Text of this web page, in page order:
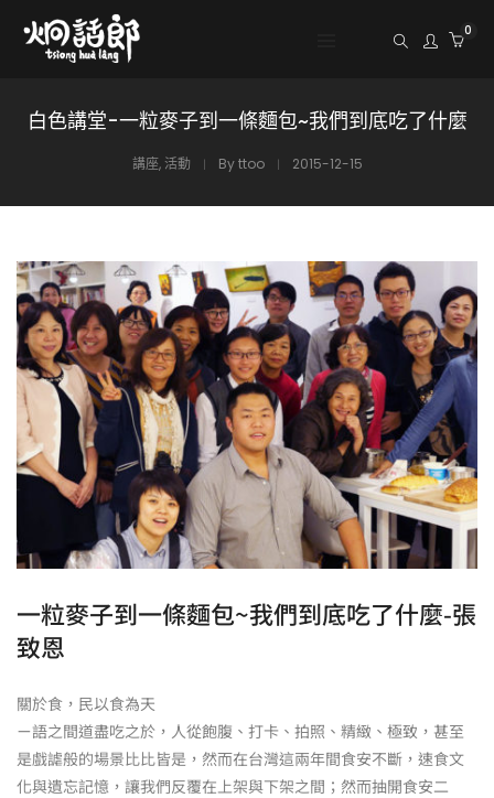
0
白色講堂-一粒麥子到一條麵包~我們到底吃了什麼
講座,活動 Byttoo 2015-12-15
一粒麥子到一條麵包~我們到底吃了什麼-張
致恩
關於食，民以食為天
ㄧ語之間道盡吃之於，人從飽腹、打卡、拍照、精緻、極致，甚至
是戲謔般的場景比比皆是，然而在台灣這兩年間食安不斷，速食文
化與遺忘記憶，讓我們反覆在上架與下架之間；然而抽開食安二